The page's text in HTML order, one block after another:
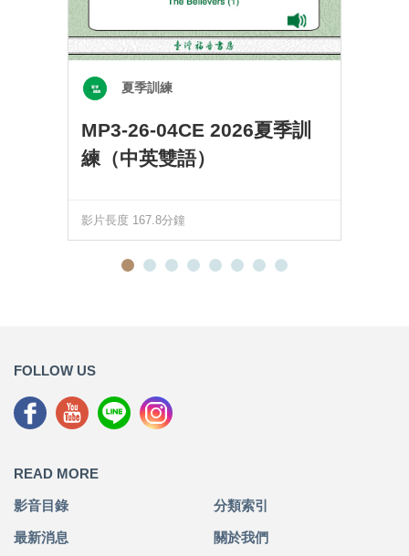
夏季訓練
MP3-26-04CE 2026夏季訓
練（中英雙語）
影片長度 167.8分鐘
FOLLOW US
READ MORE
影音目錄 分類索引
最新消息 關於我們